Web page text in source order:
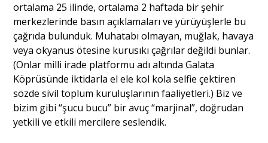
ortalama 25 ilinde, ortalama 2 haftada bir şehir
merkezlerinde basın açıklamaları ve yürüyüşlerle bu
çağrıda bulunduk. Muhatabı olmayan, muğlak, havaya
veya okyanus ötesine kurusıkı çağrılar değildi bunlar.
(Onlar milli irade platformu adı altında Galata
Köprüsünde iktidarla el ele kol kola selfie çektiren
sözde sivil toplum kuruluşlarının faaliyetleri.) Biz ve
bizim gibi “şucu bucu” bir avuç “marjinal”, doğrudan
yetkili ve etkili mercilere seslendik.